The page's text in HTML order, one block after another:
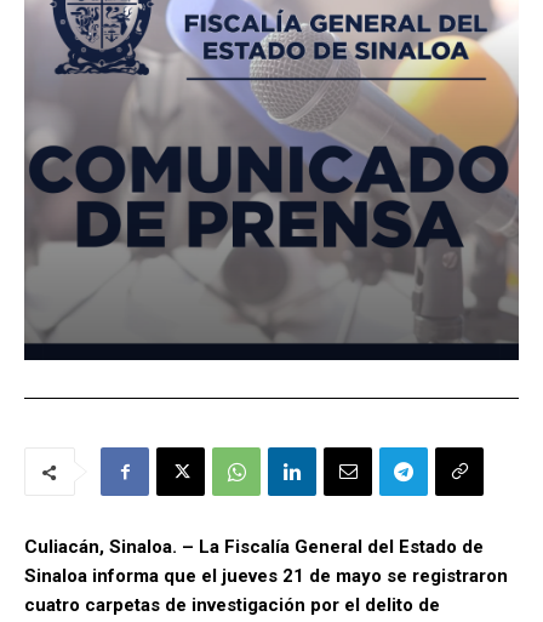
Culiacán, Sinaloa. – La Fiscalía General del Estado de
Sinaloa informa que el jueves 21 de mayo se registraron
cuatro carpetas de investigación por el delito de